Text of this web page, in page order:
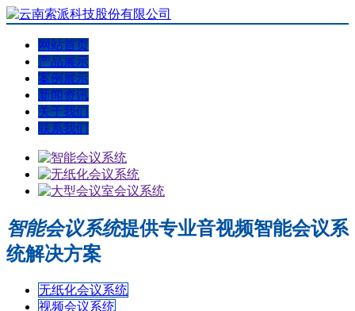
网站首页
产品展示
案例展示
新闻资讯
关于我们
联系我们
智能会议系统提供专业音视频智能会议系
统解决方案
无纸化会议系统
视频会议系统